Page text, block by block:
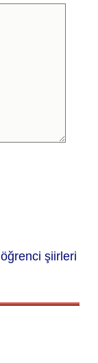
öğrenci şiirleri